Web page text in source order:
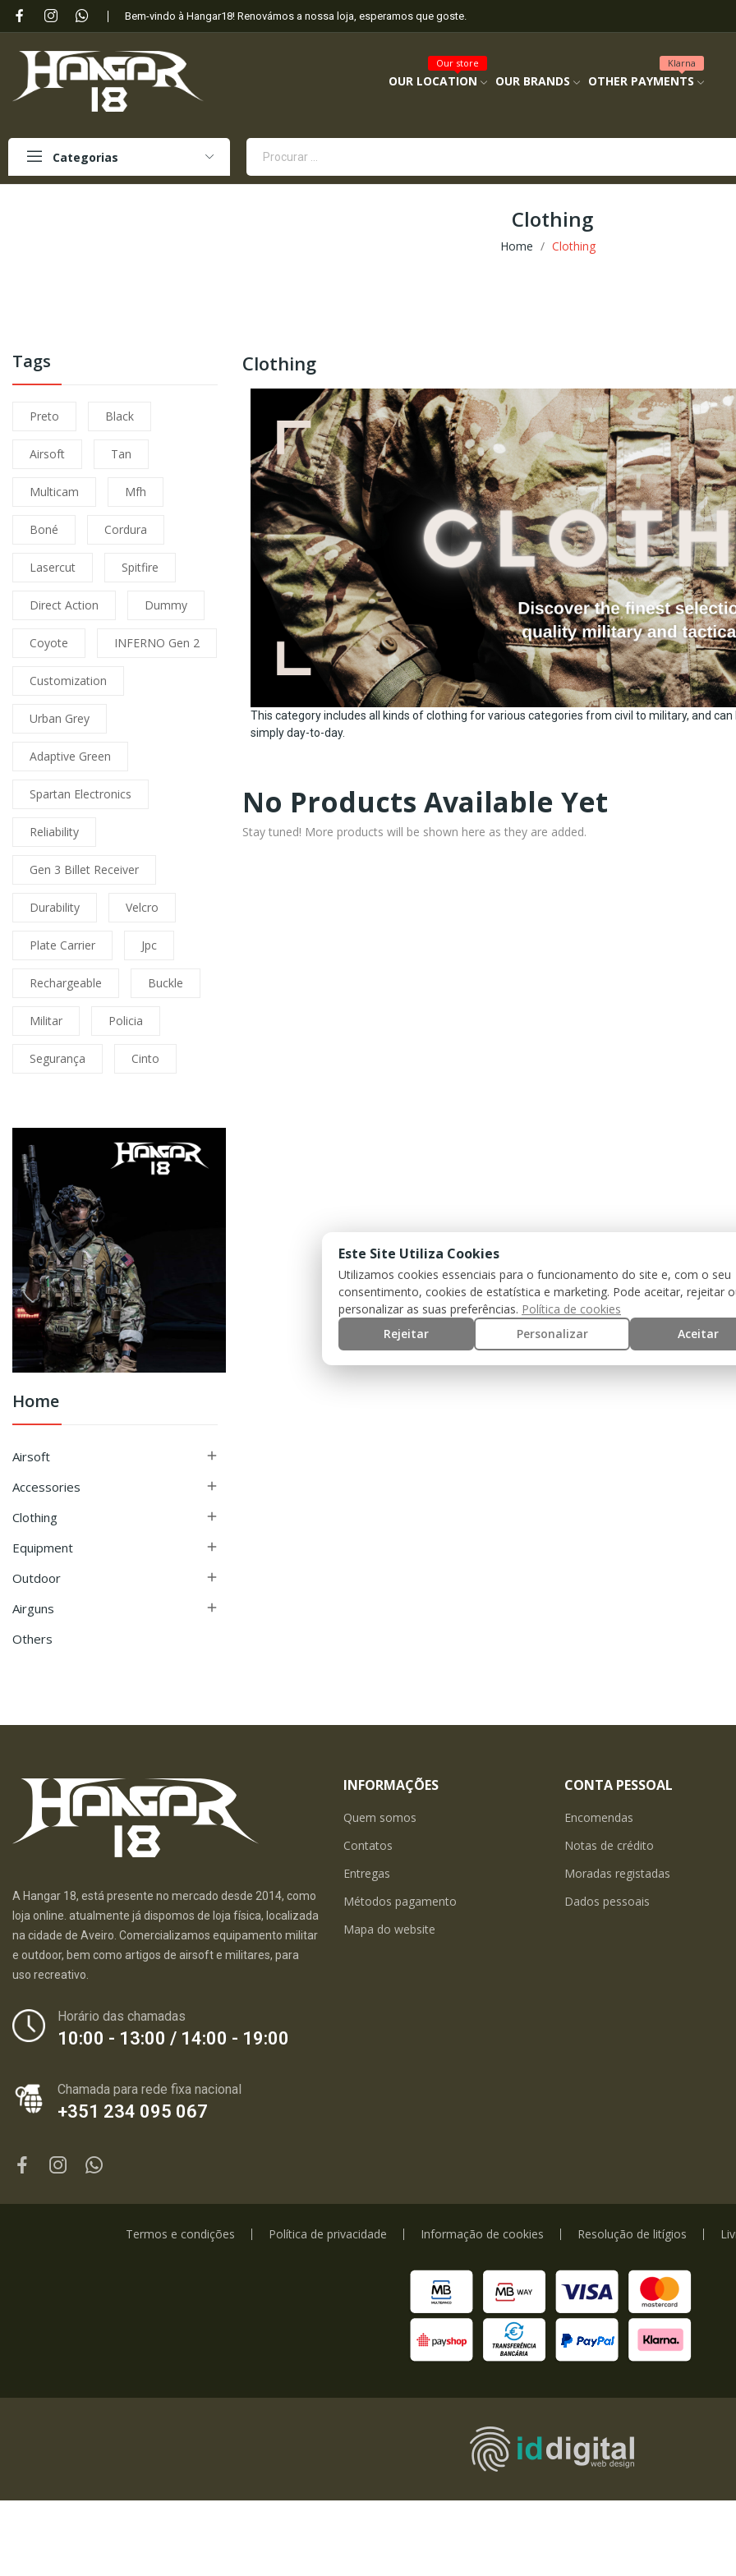
Bem-vindo à Hangar18! Renovámos a nossa loja, esperamos que goste.
OUR LOCATION
Our store
OUR BRANDS OTHER PAYMENTS
Klarna
Categorias
Clothing
Home Clothing
Tags
Preto Black
Airsoft Tan
Multicam Mfh
Boné Cordura
Lasercut Spitfire
Direct Action Dummy
Coyote INFERNO Gen 2
Customization
Urban Grey
Adaptive Green
Spartan Electronics
Reliability
Gen 3 Billet Receiver
Durability Velcro
Plate Carrier Jpc
Rechargeable Buckle
Militar Policia
Segurança Cinto
Home
Airsoft 
Accessories 
Clothing 
Equipment 
Outdoor 
Airguns 
Others
Clothing
This category includes all kinds of clothing for various categories from civil to military, and
simply day-to-day.
No Products Available Yet
Stay tuned! More products will be shown here as they are added.
A Hangar 18, está presente no mercado desde 2014, como
loja online. atualmente já dispomos de loja física, localizada
na cidade de Aveiro. Comercializamos equipamento militar
e outdoor, bem como artigos de airsoft e militares, para
uso recreativo.
Horário das chamadas
10:00 - 13:00 / 14:00 - 19:00
Chamada para rede fixa nacional
+351 234 095 067
INFORMAÇÕES
Quem somos
Contatos
Entregas
Métodos pagamento
Mapa do website
CONTA PESSOAL
Encomendas
Notas de crédito
Moradas registadas
Dados pessoais
Termos e condições Política de privacidade Informação de cookies Resolução de litígios
Este Site Utiliza Cookies
Utilizamos cookies essenciais para o funcionamento do site e, com o seu
consentimento, cookies de estatística e marketing. Pode aceitar, rejeitar
personalizar as suas preferências. Política de cookies
Rejeitar
Personalizar Aceitar